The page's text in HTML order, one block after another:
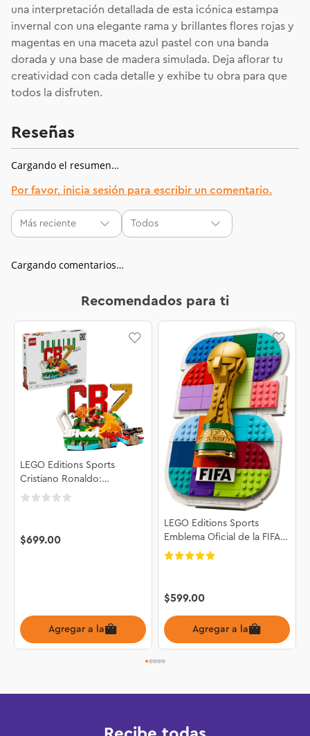
una interpretación detallada de esta icónica estampa
invernal con una elegante rama y brillantes flores rojas y
magentas en una maceta azul pastel con una banda
dorada y una base de madera simulada. Deja aflorar tu
creatividad con cada detalle y exhibe tu obra para que
todos la disfruten.
Reseñas
Cargando el resumen…
Por favor, inicia sesión para escribir un comentario.
Más reciente Todos
Cargando comentarios…
Recomendados para ti
LEGO Editions Sports
Cristiano Ronaldo:
Fenómenos del Futbol
$699.00
Agregar a la bolsa
LEGO Editions Sports
Emblema Oficial de la FIFA
World Cup 2026™ 43032
$599.00
Agregar a la bolsa